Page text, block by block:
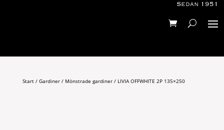
Sedan 1951
Start/ Gardiner/ Mönstrade gardiner/ LIVIA OFFWHITE 2P 135×250